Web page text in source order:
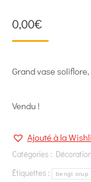
0,00€
Grand vase
Vendu !
Ajouté à la
Catégories : Décoration
Étiquettes :
bengt orup